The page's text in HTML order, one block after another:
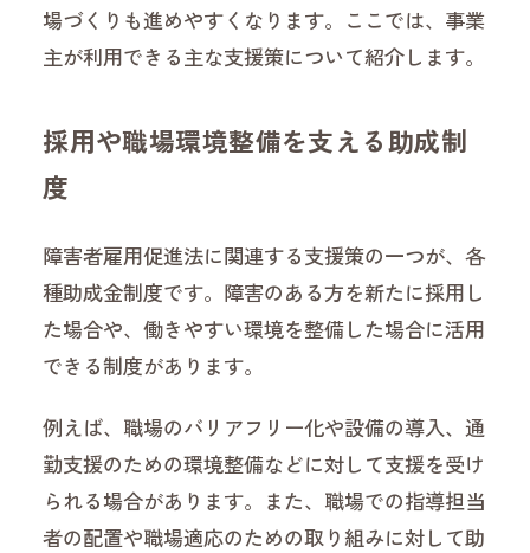
場づくりも進めやすくなります。ここでは、事業
主が利用できる主な支援策について紹介します。
採用や職場環境整備を支える助成制
度
障害者雇用促進法に関連する支援策の一つが、各
種助成金制度です。障害のある方を新たに採用し
た場合や、働きやすい環境を整備した場合に活用
できる制度があります。
例えば、職場のバリアフリー化や設備の導入、通
勤支援のための環境整備などに対して支援を受け
られる場合があります。また、職場での指導担当
者の配置や職場適応のための取り組みに対して助